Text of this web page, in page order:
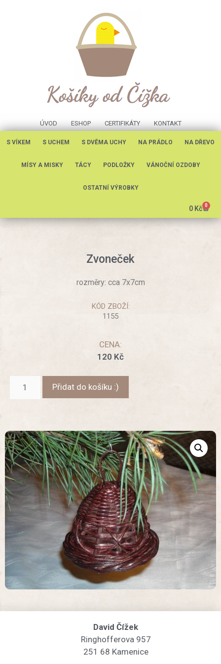
ÚVOD ESHOP CERTIFIKÁTY KONTAKT
S VÍKEM S UCHEM S DVĚMA UCHY NA PRÁDLO NA DŘEVO
MÍSY A MISKY TÁCY PODLOŽKY VÁNOČNÍ OZDOBY
OSTATNÍ VÝROBKY
0 Kč 0
Zvoneček
rozměry: cca 7x7cm
KÓD ZBOŽÍ:
1155
CENA:
120 Kč
Přidat do košíku :)
David Čížek
Ringhofferova 957
251 68 Kamenice